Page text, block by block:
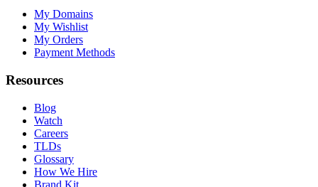
My Domains
My Wishlist
My Orders
Payment Methods
Resources
Blog
Watch
Careers
TLDs
Glossary
How We Hire
Brand Kit